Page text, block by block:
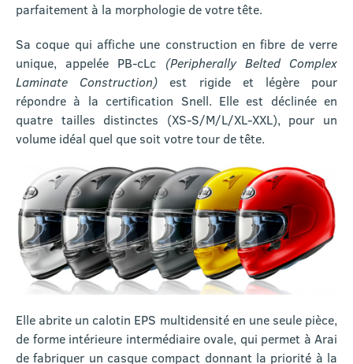
parfaitement à la morphologie de votre tête.
Sa coque qui affiche une construction en fibre de verre
unique, appelée PB-cLc (Peripherally Belted Complex
Laminate Construction) est rigide et légère pour
répondre à la certification Snell. Elle est déclinée en
quatre tailles distinctes (XS-S/M/L/XL-XXL), pour un
volume idéal quel que soit votre tour de tête.
Elle abrite un calotin EPS multidensité en une seule pièce,
de forme intérieure intermédiaire ovale, qui permet à Arai
de fabriquer un casque compact donnant la priorité à la